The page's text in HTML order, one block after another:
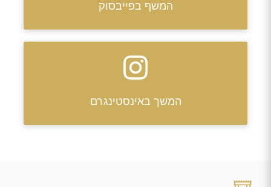
המשף בפייבסוק
המשך באינסטינגרם